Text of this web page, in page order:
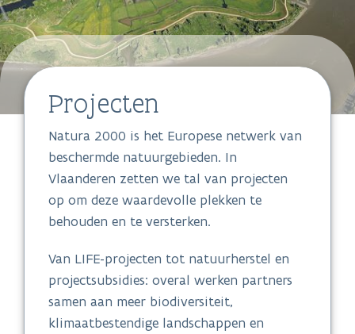
Projecten
Natura 2000 is het Europese netwerk van
beschermde natuurgebieden. In
Vlaanderen zetten we tal van projecten
op om deze waardevolle plekken te
behouden en te versterken.
Van LIFE-projecten tot natuurherstel en
projectsubsidies: overal werken partners
samen aan meer biodiversiteit,
klimaatbestendige landschappen en